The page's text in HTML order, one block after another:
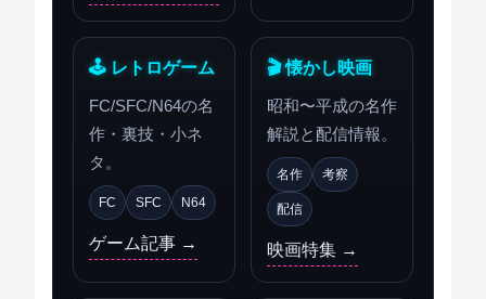
🕹 レトロゲーム
FC/SFC/N64の名
作・裏技・小ネ
タ。
FC SFC N64
ゲーム記事 →
🎬 懐かし映画
昭和〜平成の名作
解説と配信情報。
名作 考察
配信
映画特集 →